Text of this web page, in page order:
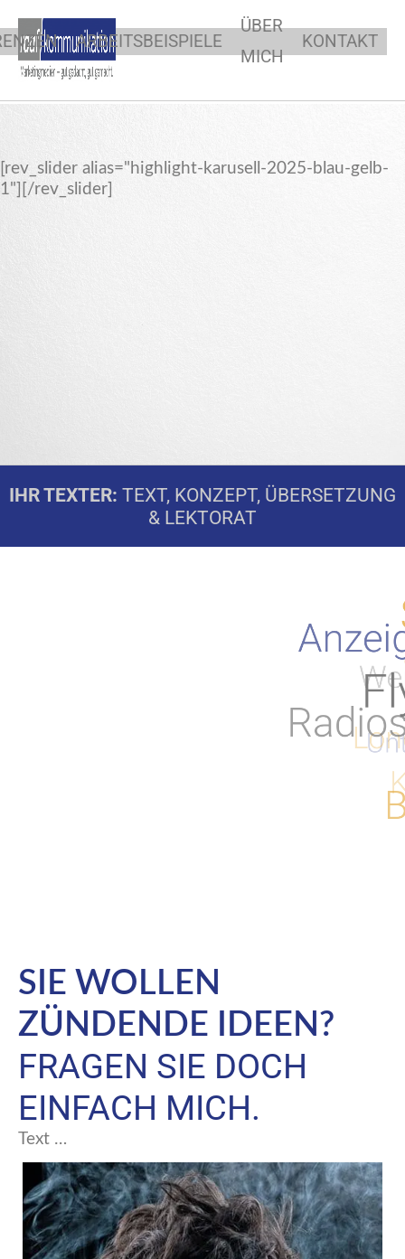
ARBEITSBEISPIELE
ÜBER
MICH
KONTAKT
[rev_slider alias="highlight-karusell-2025-blau-gelb-
1"][/rev_slider]
IHR TEXTER: TEXT, KONZEPT, ÜBERSETZUNG
& LEKTORAT
SIE WOLLEN
ZÜNDENDE IDEEN?
FRAGEN SIE DOCH
EINFACH MICH.
Text …